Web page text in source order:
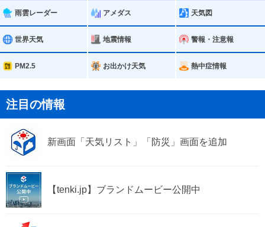
滝沢市
葛巻町
紫波町 矢巾町
西和賀町 金ケ崎町
九戸村 一戸町
雨雲レーダー アメダス 天気図
世界天気 地震情報 警報・注意報
PM2.5 お出かけ天気 熱中症情報
注目の情報
新画面「天気リスト」「防災」画面を追加
【tenki.jp】ブランドムービー公開中